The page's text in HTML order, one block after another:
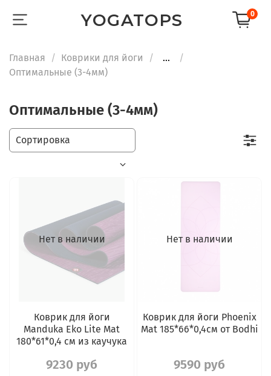
YOGATOPS 0
Главная Коврики для йоги
...
Оптимальные (3-4мм)
Оптимальные (3-4мм)
Нет в наличии
Коврик для йоги
Manduka Eko Lite Mat
180*61*0,4 см из каучука
9230 руб
Нет в наличии
Коврик для йоги Phoenix
Mat 185*66*0,4см от Bodhi
9590 руб